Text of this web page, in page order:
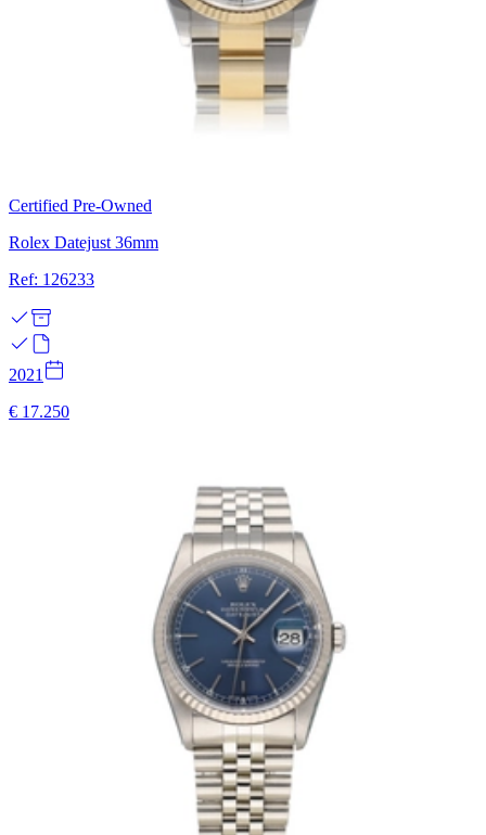
Certified Pre-Owned
Rolex Datejust 36mm
Ref: 126233
2021
€ 17.250